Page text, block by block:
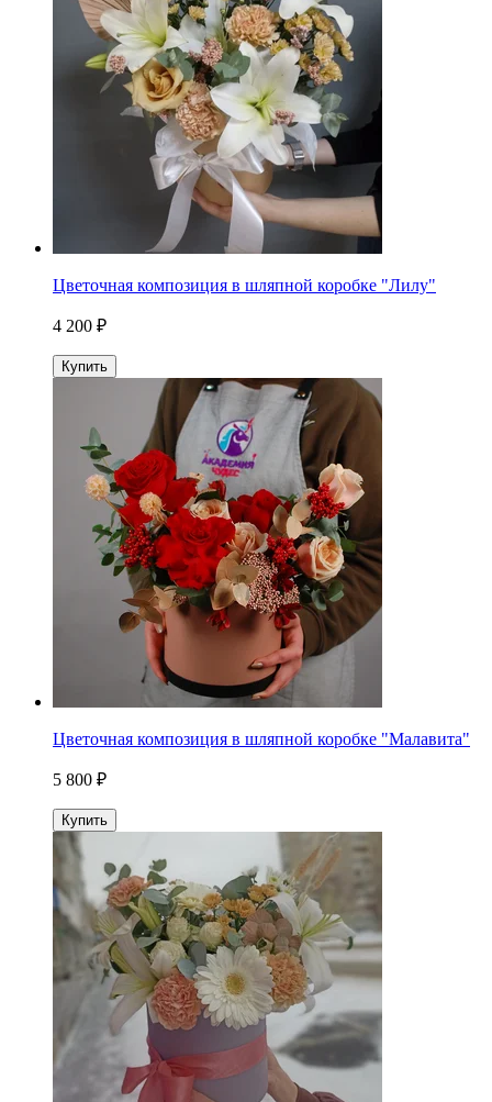
Цветочная композиция в шляпной коробке "Лилу"
4 200 ₽
Купить
Цветочная композиция в шляпной коробке "Малавита"
5 800 ₽
Купить